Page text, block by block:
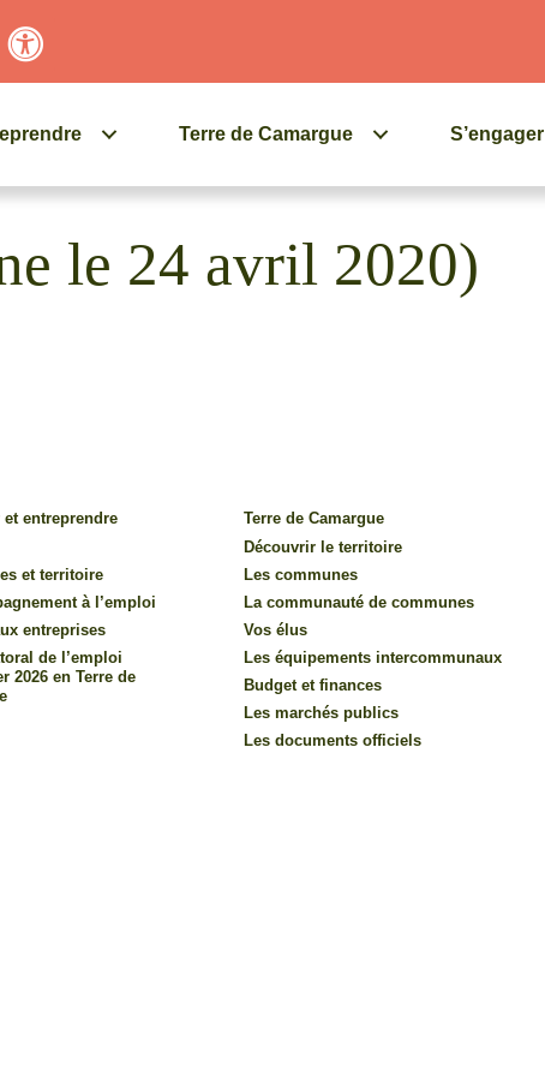
Terre de Camargue S’engager
le 24 avril 2020)
entreprendre
et territoire
à l’emploi
entreprises
de l’emploi
2026 en Terre de
Terre de Camargue
Découvrir le territoire
Les communes
La communauté de communes
Vos élus
Les équipements intercommunaux
Budget et finances
Les marchés publics
Les documents officiels